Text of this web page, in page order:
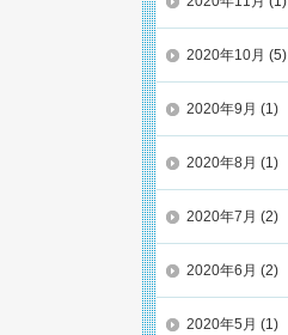
2020年10月 (5)
2020年9月 (1)
2020年8月 (1)
2020年7月 (2)
2020年6月 (2)
2020年5月 (1)